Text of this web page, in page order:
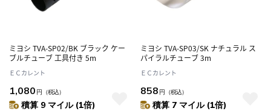
ミヨシ TVA-SP02/BK ブラック ケー
ブルチューブ 工具付き 5m
ＥＣカレント
1,080 円 （税込）
積算 9 マイル (1倍)
ミヨシ TVA-SP03/SK ナチュラル ス
パイラルチューブ 3m
ＥＣカレント
858 円 （税込）
積算 7 マイル (1倍)